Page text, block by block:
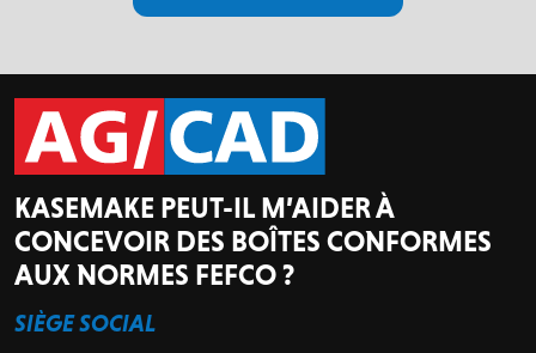
KASEMAKE PEUT-IL M’AIDER À
CONCEVOIR DES BOÎTES CONFORMES
AUX NORMES FEFCO ?
SIÈGE SOCIAL